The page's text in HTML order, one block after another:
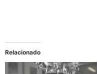
Relacionado